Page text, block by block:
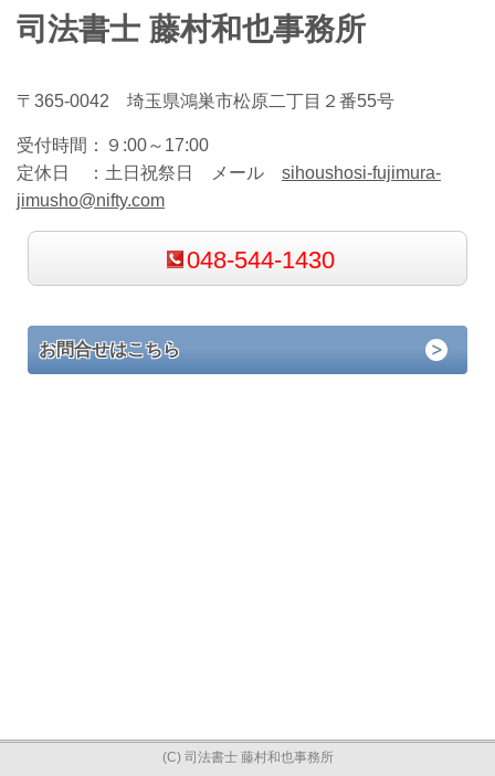
司法書士 藤村和也事務所
〒365-0042 埼玉県鴻巣市松原二丁目２番55号
受付時間：
９:00～17:00
定休日 ： 土日祝祭日 メール sihoushosi-fujimura-
jimusho@nifty.com
048-544-1430
お問合せはこちら
(C) 司法書士 藤村和也事務所